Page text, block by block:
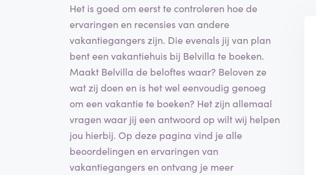
Het is goed om eerst te controleren hoe de
ervaringen en recensies van andere
vakantiegangers zijn. Die evenals jij van plan
bent een vakantiehuis bij Belvilla te boeken.
Maakt Belvilla de beloftes waar? Beloven ze
wat zij doen en is het wel eenvoudig genoeg
om een vakantie te boeken? Het zijn allemaal
vragen waar jij een antwoord op wilt wij helpen
jou hierbij. Op deze pagina vind je alle
beoordelingen en ervaringen van
vakantiegangers en ontvang je meer